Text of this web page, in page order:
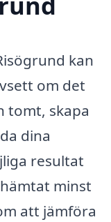
kan
om det
tomt, skapa
dina
resultat
minst
att jämföra